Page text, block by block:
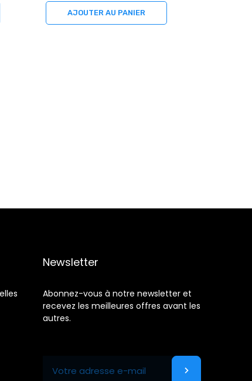
AJOUTER AU PANIER
Newsletter
Abonnez-vous à notre newsletter et
recevez les meilleures offres avant les
autres.